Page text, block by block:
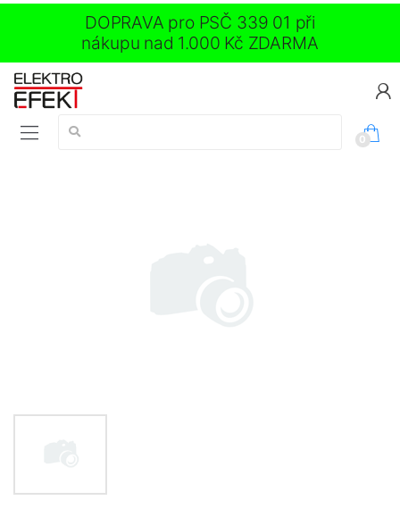
DOPRAVA pro PSČ 339 01 při
nákupu nad 1.000 Kč ZDARMA
Vyhledávání:
0